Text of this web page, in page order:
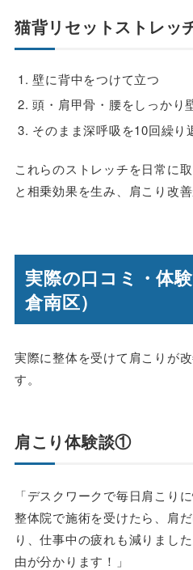
猫背リセットストレッ
壁に背中をつけて立つ
頭・肩甲骨・腰をしっかり
そのまま深呼吸を10回繰り
これらのストレッチを日常に
と相乗効果を生み、肩こり改
実際の口コミ・体
倉南区）
実際に整体を受けて肩こりが
す。
肩こり体験談①
「デスクワークで毎日肩こり
整体院で施術を受けたら、肩
り、仕事中の疲れも減りまし
由が分かります！」